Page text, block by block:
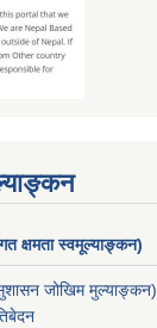
क्षमता स्वमूल्याङ्कन)
जोखिम मुल्याङ्कन)